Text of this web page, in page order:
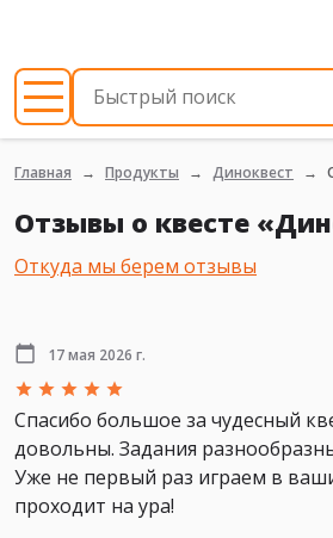
Главная Продукты Диноквест
Отзывы о квесте
Откуда мы берем отзывы
17 мая 2026 г.
Спасибо большое за чудесный
довольны. Задания
Уже не первый раз играем в
проходит на ура!